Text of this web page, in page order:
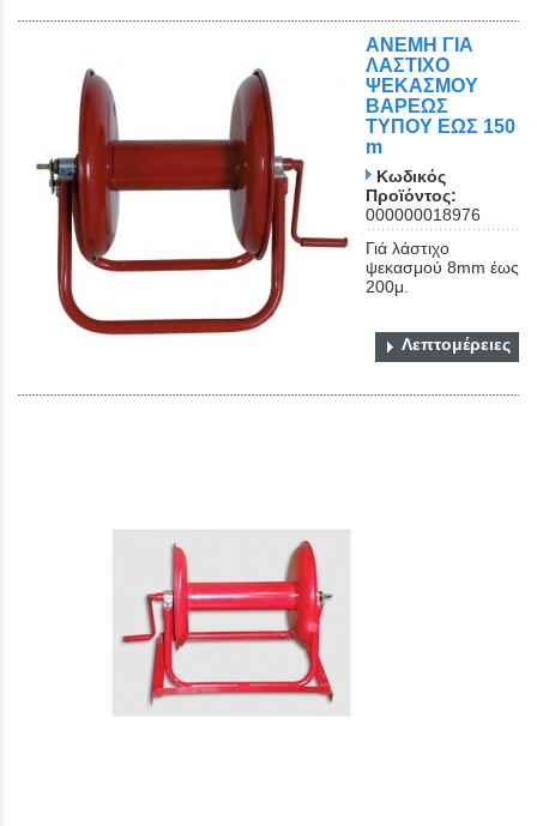
ΑΝΕΜΗ ΓΙΑ
ΛΑΣΤΙΧΟ
ΨΕΚΑΣΜΟΥ
ΒΑΡΕΩΣ
ΤΥΠΟΥ ΕΩΣ 150
m
Κωδικός
Προϊόντος:
000000018976
Γιά λάστιχο
ψεκασμού 8mm έως
200μ.
Λεπτομέρειες